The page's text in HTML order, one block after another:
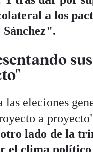
a los
Sánchez".
las eleciones
a
otro lado de la
el clima político